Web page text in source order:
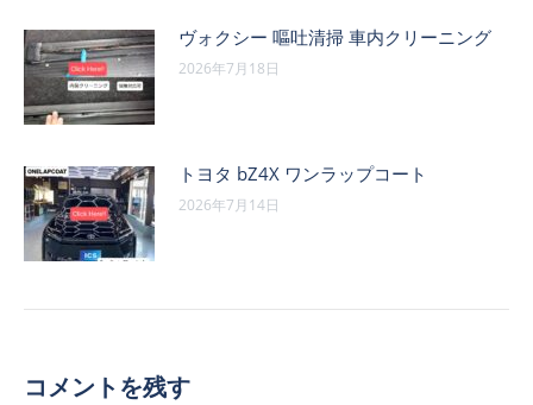
ヴォクシー 嘔吐清掃 車内クリーニング
2026年7月18日
トヨタ bZ4X ワンラップコート
2026年7月14日
コメントを残す